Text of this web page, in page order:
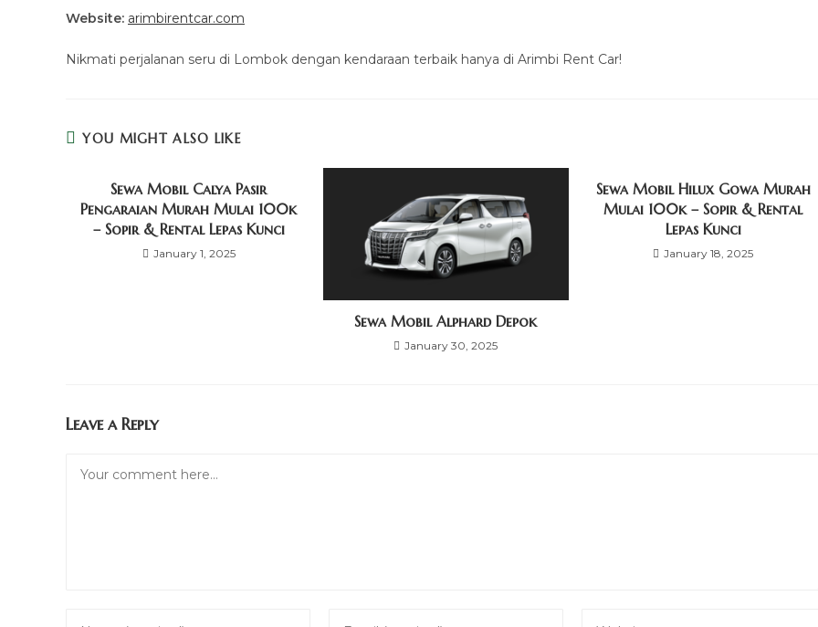
Website: arimbirentcar.com
Nikmati perjalanan seru di Lombok dengan kendaraan terbaik hanya di Arimbi Rent Car!
YOU MIGHT ALSO LIKE
Sewa Mobil Calya Pasir
Pengaraian Murah Mulai 100k
– Sopir & Rental Lepas Kunci
January 1, 2025
Sewa Mobil Alphard Depok
January 30, 2025
Sewa Mobil Hilux Gowa Murah
Mulai 100k – Sopir & Rental
Lepas Kunci
January 18, 2025
Leave a Reply